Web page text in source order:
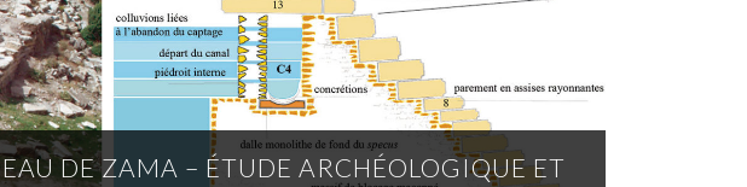
DE ZAMA – ÉTUDE ARCHÉOLOGIQUE ET